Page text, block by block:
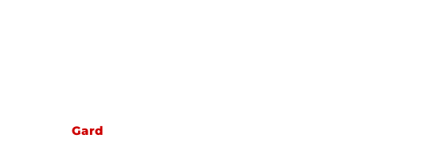
Gard